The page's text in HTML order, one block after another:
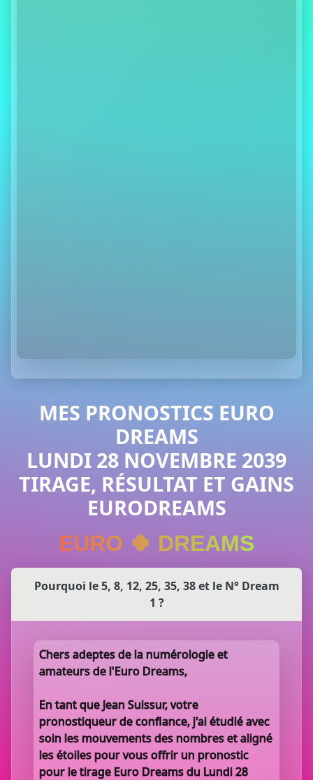
MES PRONOSTICS EURO
DREAMS
LUNDI 28 NOVEMBRE 2039
TIRAGE, RÉSULTAT ET GAINS
EURODREAMS
EURO 🍀 DREAMS
Pourquoi le 5, 8, 12, 25, 35, 38 et le N° Dream
1 ?
Chers adeptes de la numérologie et
amateurs de l'Euro Dreams,
En tant que Jean Suissur, votre
pronostiqueur de confiance, j'ai étudié avec
soin les mouvements des nombres et aligné
les étoiles pour vous offrir un pronostic
pour le tirage Euro Dreams du Lundi 28